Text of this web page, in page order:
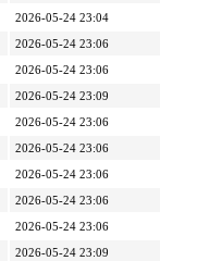
2026-05-24 23:04
2026-05-24 23:06
2026-05-24 23:06
2026-05-24 23:09
2026-05-24 23:06
2026-05-24 23:06
2026-05-24 23:06
2026-05-24 23:06
2026-05-24 23:06
2026-05-24 23:09